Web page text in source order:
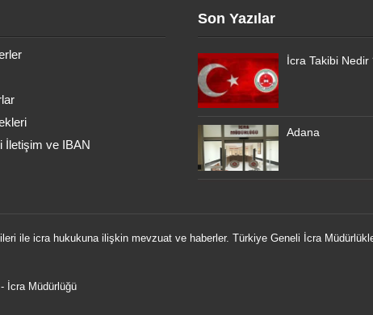
İletişim ve IBAN
Son Yazılar
İcra Takibi Nedir
Adana
ile icra hukukuna ilişkin mevzuat ve haberler. Türkiye Geneli İcra
- İcra Müdürlüğü